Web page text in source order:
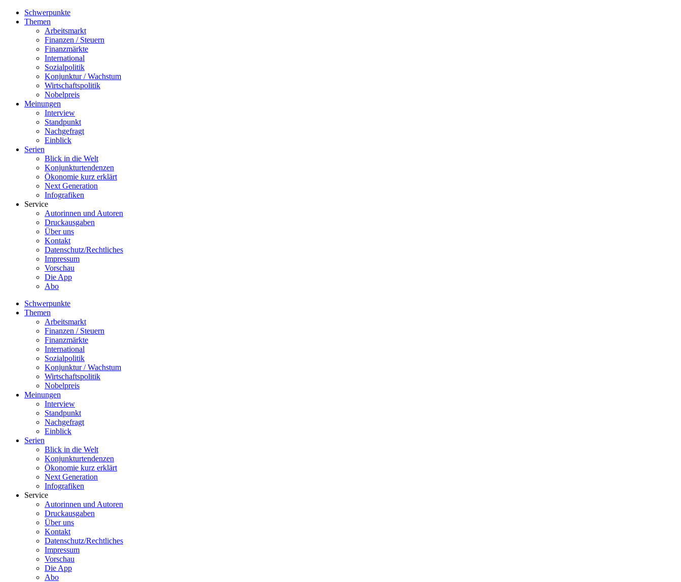
Schwerpunkte
Themen
Arbeitsmarkt
Finanzen / Steuern
Finanzmärkte
International
Sozialpolitik
Konjunktur / Wachstum
Wirtschaftspolitik
Nobelpreis
Meinungen
Interview
Standpunkt
Nachgefragt
Einblick
Serien
Blick in die Welt
Konjunkturtendenzen
Ökonomie kurz erklärt
Next Generation
Infografiken
Service
Autorinnen und Autoren
Druckausgaben
Über uns
Kontakt
Datenschutz/Rechtliches
Impressum
Vorschau
Die App
Abo
Schwerpunkte
Themen
Arbeitsmarkt
Finanzen / Steuern
Finanzmärkte
International
Sozialpolitik
Konjunktur / Wachstum
Wirtschaftspolitik
Nobelpreis
Meinungen
Interview
Standpunkt
Nachgefragt
Einblick
Serien
Blick in die Welt
Konjunkturtendenzen
Ökonomie kurz erklärt
Next Generation
Infografiken
Service
Autorinnen und Autoren
Druckausgaben
Über uns
Kontakt
Datenschutz/Rechtliches
Impressum
Vorschau
Die App
Abo